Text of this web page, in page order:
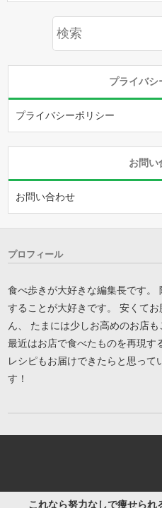
プライバシ
プライバシーポリシー
お問い
お問い合わせ
プロフィール
食べ歩きが大好きな編集長です。
することが大好きです。 安くて
ん、 たまには少しお高めのお店
最近はお店で食べたものを再現す
レシピもお届けできたらと思って
す！
これなら努力なしで痩せられ